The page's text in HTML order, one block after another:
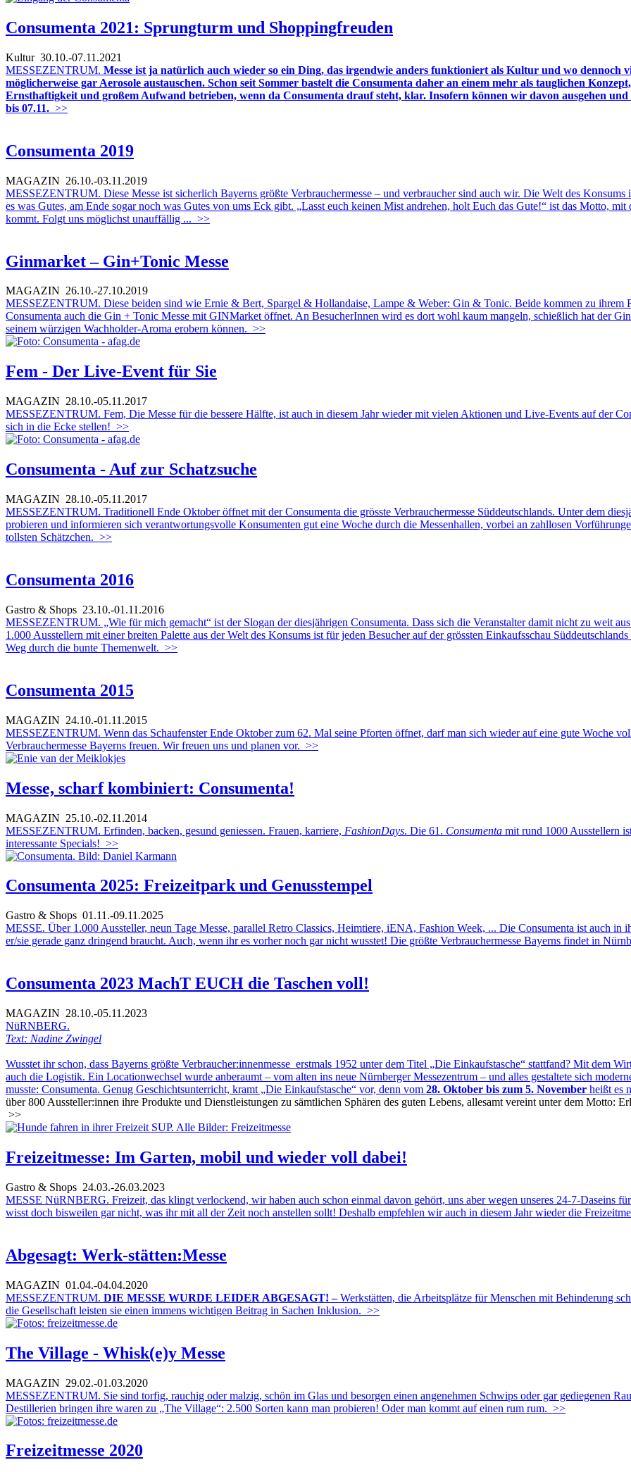
Consumenta 2021: Sprungturm und Shoppingfreuden
Kultur30.10.-07.11.2021
MESSEZENTRUM. Messe ist ja natürlich auch wieder so ein Ding, das irgendwie anders funktioniert als Kultur und wo dennoch
möglicherweise gar Aerosole austauschen. Schon seit Sommer bastelt die Consumenta daher an einem mehr als tauglichen
Ernsthaftigkeit und großem Aufwand betrieben, wenn da Consumenta drauf steht, klar. Insofern können wir davon ausgehen
bis 07.11. >>
Consumenta 2019
MAGAZIN 26.10.-03.11.2019
MESSEZENTRUM. Diese Messe ist sicherlich Bayerns größte Verbrauchermesse – und verbraucher sind auch wir. Die Welt des
es was Gutes, am Ende sogar noch was Gutes von ums Eck gibt. „Lasst euch keinen Mist andrehen, holt Euch das Gute!“ ist das Motto,
kommt. Folgt uns möglichst unauffällig ... >>
Ginmarket – Gin+Tonic Messe
MAGAZIN 26.10.-27.10.2019
MESSEZENTRUM. Diese beiden sind wie Ernie & Bert, Spargel & Hollandaise, Lampe & Weber: Gin & Tonic. Beide kommen zu ihrem
Consumenta auch die Gin + Tonic Messe mit GINMarket öffnet. An BesucherInnen wird es dort wohl kaum mangeln, schießlich hat der
seinem würzigen Wachholder-Aroma erobern können. >>
Fem - Der Live-Event für Sie
MAGAZIN 28.10.-05.11.2017
MESSEZENTRUM. Fem, Die Messe für die bessere Hälfte, ist auch in diesem Jahr wieder mit vielen Aktionen und Live-Events auf der
sich in die Ecke stellen! >>
Consumenta - Auf zur Schatzsuche
MAGAZIN 28.10.-05.11.2017
MESSEZENTRUM. Traditionell Ende Oktober öffnet mit der Consumenta die grösste Verbrauchermesse Süddeutschlands. Unter dem
probieren und informieren sich verantwortungsvolle Konsumenten gut eine Woche durch die Messenhallen, vorbei an zahllosen
tollsten Schätzchen. >>
Consumenta 2016
Gastro & Shops 23.10.-01.11.2016
MESSEZENTRUM. „Wie für mich gemacht“ ist der Slogan der diesjährigen Consumenta. Dass sich die Veranstalter damit nicht zu weit
1.000 Ausstellern mit einer breiten Palette aus der Welt des Konsums ist für jeden Besucher auf der grössten Einkaufsschau
Weg durch die bunte Themenwelt. >>
Consumenta 2015
MAGAZIN 24.10.-01.11.2015
MESSEZENTRUM. Wenn das Schaufenster Ende Oktober zum 62. Mal seine Pforten öffnet, darf man sich wieder auf eine gute Woche
Verbrauchermesse Bayerns freuen. Wir freuen uns und planen vor. >>
Messe, scharf kombiniert: Consumenta!
MAGAZIN 25.10.-02.11.2014
MESSEZENTRUM. Erfinden, backen, gesund geniessen. Frauen, karriere, FashionDays. Die 61. Consumenta mit rund 1000 Ausstellern
interessante Specials! >>
Consumenta 2025: Freizeitpark und Genusstempel
Gastro & Shops 01.11.-09.11.2025
MESSE. Über 1.000 Aussteller, neun Tage Messe, parallel Retro Classics, Heimtiere, iENA, Fashion Week, ... Die Consumenta ist auch in
er/sie gerade ganz dringend braucht. Auch, wenn ihr es vorher noch gar nicht wusstet! Die größte Verbrauchermesse Bayerns findet in
Consumenta 2023 MachT EUCH die Taschen voll!
MAGAZIN 28.10.-05.11.2023
NüRNBERG.
Text: Nadine Zwingel
Wusstet ihr schon, dass Bayerns größte Verbraucher:innenmesse erstmals 1952 unter dem Titel „Die Einkaufstasche“ stattfand? Mit dem
auch die Logistik. Ein Locationwechsel wurde anberaumt – vom alten ins neue Nürnberger Messezentrum – und alles gestaltete sich
musste: Consumenta. Genug Geschichtsunterricht, kramt „Die Einkaufstasche“ vor, denn vom 28. Oktober bis zum 5. November heißt es
über 800 Aussteller:innen ihre Produkte und Dienstleistungen zu sämtlichen Sphären des guten Lebens, allesamt vereint unter dem Motto:
>>
Freizeitmesse: Im Garten, mobil und wieder voll dabei!
Gastro & Shops 24.03.-26.03.2023
MESSE NüRNBERG. Freizeit, das klingt verlockend, wir haben auch schon einmal davon gehört, uns aber wegen unseres 24-7-Daseins
wisst doch bisweilen gar nicht, was ihr mit all der Zeit noch anstellen sollt! Deshalb empfehlen wir auch in diesem Jahr wieder die
Abgesagt: Werk-stätten:Messe
MAGAZIN 01.04.-04.04.2020
MESSEZENTRUM. DIE MESSE WURDE LEIDER ABGESAGT! –Werkstätten, die Arbeitsplätze für Menschen mit Behinderung
die Gesellschaft leisten sie einen immens wichtigen Beitrag in Sachen Inklusion. >>
The Village - Whisk(e)y Messe
MAGAZIN 29.02.-01.03.2020
MESSEZENTRUM. Sie sind torfig, rauchig oder malzig, schön im Glas und besorgen einen angenehmen Schwips oder gar gediegenen
Destillerien bringen ihre waren zu „The Village“: 2.500 Sorten kann man probieren! Oder man kommt auf einen rum rum. >>
Freizeitmesse 2020